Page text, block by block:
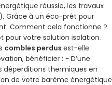
réussie, les travaux
Grâce à un éco-prêt pour
Comment cela fonctionne ?
pour votre solution isolation.
combles perdusest-elle
bénéficier : - D’une
déperditions thermiques en
de votre barème énergétique